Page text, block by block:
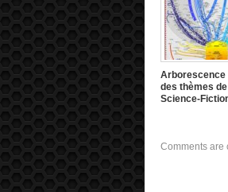
Arborescence
des thèmes
Science-
Comments are